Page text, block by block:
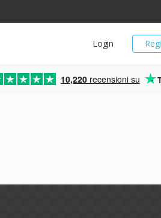
Login
10,220 recensioni su